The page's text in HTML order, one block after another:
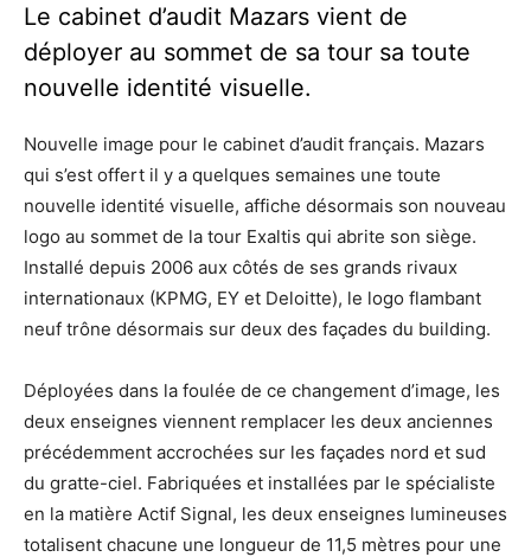
Le cabinet d’audit Mazars vient de
déployer au sommet de sa tour sa toute
nouvelle identité visuelle.
Nouvelle image pour le cabinet d’audit français. Mazars
qui s’est offert il y a quelques semaines une toute
nouvelle identité visuelle, affiche désormais son nouveau
logo au sommet de la tour Exaltis qui abrite son siège.
Installé depuis 2006 aux côtés de ses grands rivaux
internationaux (KPMG, EY et Deloitte), le logo flambant
neuf trône désormais sur deux des façades du building.
Déployées dans la foulée de ce changement d’image, les
deux enseignes viennent remplacer les deux anciennes
précédemment accrochées sur les façades nord et sud
du gratte-ciel. Fabriquées et installées par le spécialiste
en la matière Actif Signal, les deux enseignes lumineuses
totalisent chacune une longueur de 11,5 mètres pour une